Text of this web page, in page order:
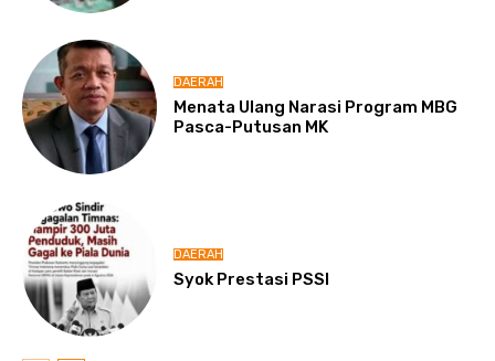
DAERAH
Menata Ulang Narasi Program MBG
Pasca-Putusan MK
DAERAH
Syok Prestasi PSSI